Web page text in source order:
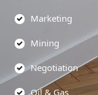
Marketing
Mining
Negotiation
Oil & Gas